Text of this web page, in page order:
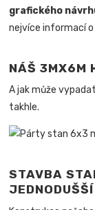
grafického
nejvíce informací
NÁŠ 3MX6M
A jak může
takhle.
STAVBA
JEDNODUŠŠÍ